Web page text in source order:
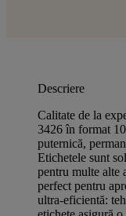
Descriere
Calitate de la
3426 în format
puternică,
Etichetele sunt
pentru multe alte
perfect pentru
ultra-eficientă: